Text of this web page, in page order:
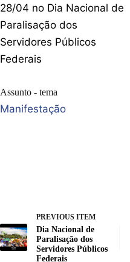
28/04 no Dia Nacional de
Paralisação dos
Servidores Públicos
Federais
Assunto - tema
Manifestação
PREVIOUS ITEM
Dia Nacional de
Paralisação dos
Servidores Públicos
Federais